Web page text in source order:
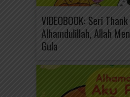
VIDEOBOOK: Seri
Alhamdulillah, Allah
Gula